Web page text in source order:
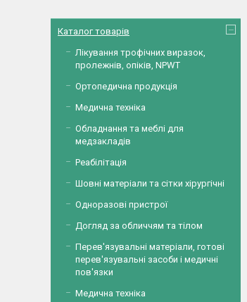
Каталог товарів
Лікування трофічних виразок,
пролежнів, опіків, NPWT
Ортопедична продукція
Медична техніка
Обладнання та меблі для
медзакладів
Реабілітація
Шовні матеріали та сітки хірургічні
Одноразові пристрої
Догляд за обличчям та тілом
Перев'язувальні матеріали, готові
перев'язувальні засоби і медичні
пов'язки
Медична техніка